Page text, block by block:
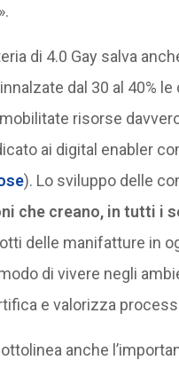
di 4.0 Gay salva
dal 30 al 40%
risorse
ai digital enabler
). Lo sviluppo delle
che creano, in tutti i
delle manifatture in
di vivere negli
e valorizza
anche